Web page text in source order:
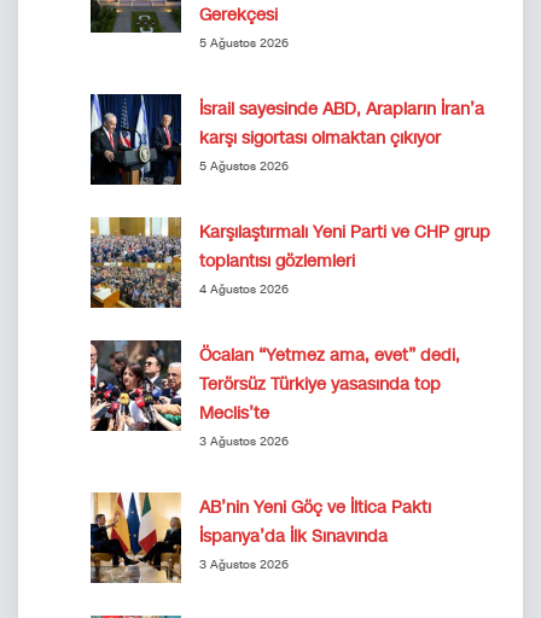
Gerekçesi
5 Ağustos 2026
İsrail sayesinde ABD, Arapların İran’a
karşı sigortası olmaktan çıkıyor
5 Ağustos 2026
Karşılaştırmalı Yeni Parti ve CHP grup
toplantısı gözlemleri
4 Ağustos 2026
Öcalan “Yetmez ama, evet” dedi,
Terörsüz Türkiye yasasında top
Meclis’te
3 Ağustos 2026
AB’nin Yeni Göç ve İltica Paktı
İspanya’da İlk Sınavında
3 Ağustos 2026